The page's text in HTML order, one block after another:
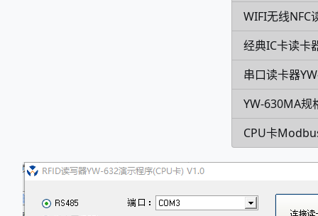
WIFI无线NFC
经典IC卡读卡
串口读卡器
YW-630MA规
CPU卡